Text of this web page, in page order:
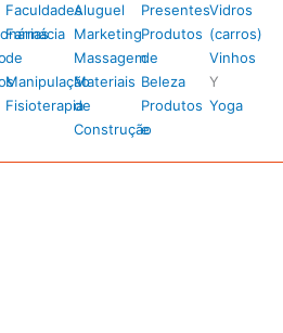
Faculdades
Farmácia
de
Manipulação
Fisioterapia
Aluguel
Marketing
Massagem
Materiais
de
Construção
Presentes
Produtos
de
Beleza
Produtos
e
Vidros
(carros)
Vinhos
Y
Yoga